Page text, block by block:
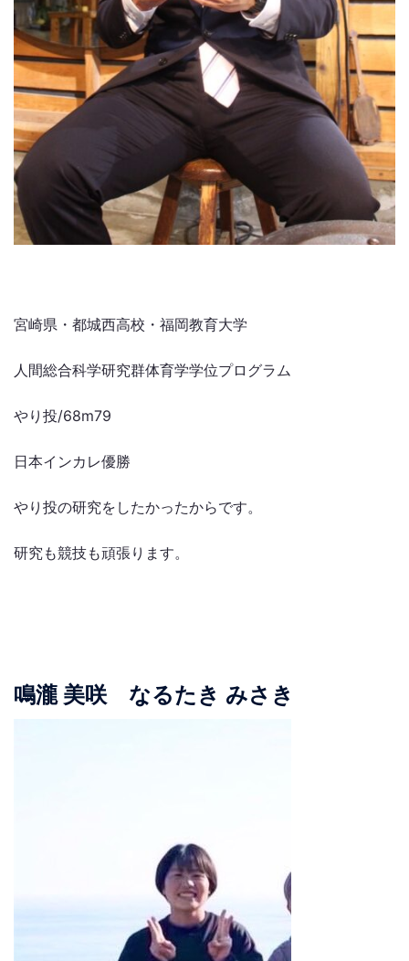
宮崎県・都城西高校・福岡教育大学
人間総合科学研究群体育学学位プログラム
やり投/68m79
日本インカレ優勝
やり投の研究をしたかったからです。
研究も競技も頑張ります。
鳴瀧 美咲 なるたき みさき